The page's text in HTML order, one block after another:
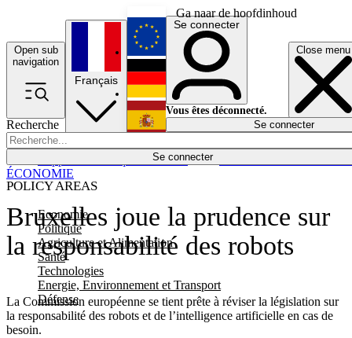
Ga naar de hoofdinhoud
Open sub
navigation
Close menu
Recherche
Se connecter
POLICY AREAS
Economie
Politique
Agriculture et Alimentation
Santé
Technologies
Energie, Environnement et Transport
Défense
Économie
Français
English
Deutsch
Español
Se connecter
Vous êtes déconnecté.
Se connecter
Bruxelles joue la prudence sur
la responsabilité des robots
La Commission européenne se tient prête à réviser la législation sur
la responsabilité des robots et de l’intelligence artificielle en cas de
besoin.
ÉCONOMIE